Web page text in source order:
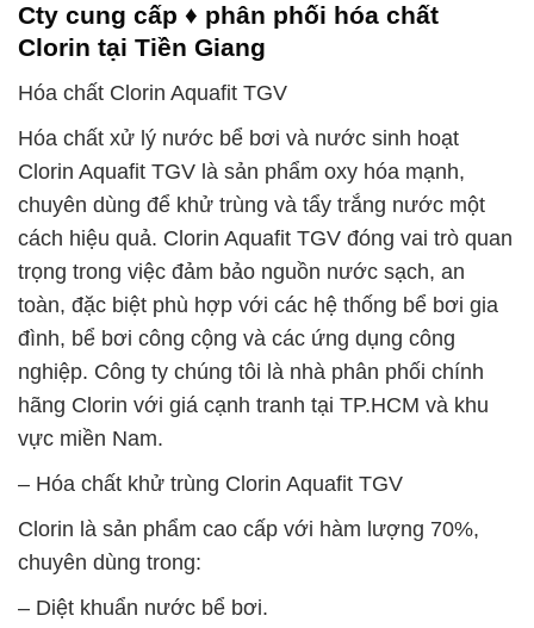
Cty cung cấp ♦ phân phối hóa chất
Clorin tại Tiền Giang
Hóa chất Clorin Aquafit TGV
Hóa chất xử lý nước bể bơi và nước sinh hoạt
Clorin Aquafit TGV là sản phẩm oxy hóa mạnh,
chuyên dùng để khử trùng và tẩy trắng nước một
cách hiệu quả. Clorin Aquafit TGV đóng vai trò quan
trọng trong việc đảm bảo nguồn nước sạch, an
toàn, đặc biệt phù hợp với các hệ thống bể bơi gia
đình, bể bơi công cộng và các ứng dụng công
nghiệp. Công ty chúng tôi là nhà phân phối chính
hãng Clorin với giá cạnh tranh tại TP.HCM và khu
vực miền Nam.
– Hóa chất khử trùng Clorin Aquafit TGV
Clorin là sản phẩm cao cấp với hàm lượng 70%,
chuyên dùng trong:
– Diệt khuẩn nước bể bơi.